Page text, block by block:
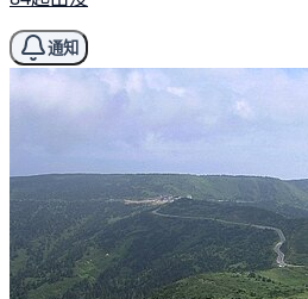
通知